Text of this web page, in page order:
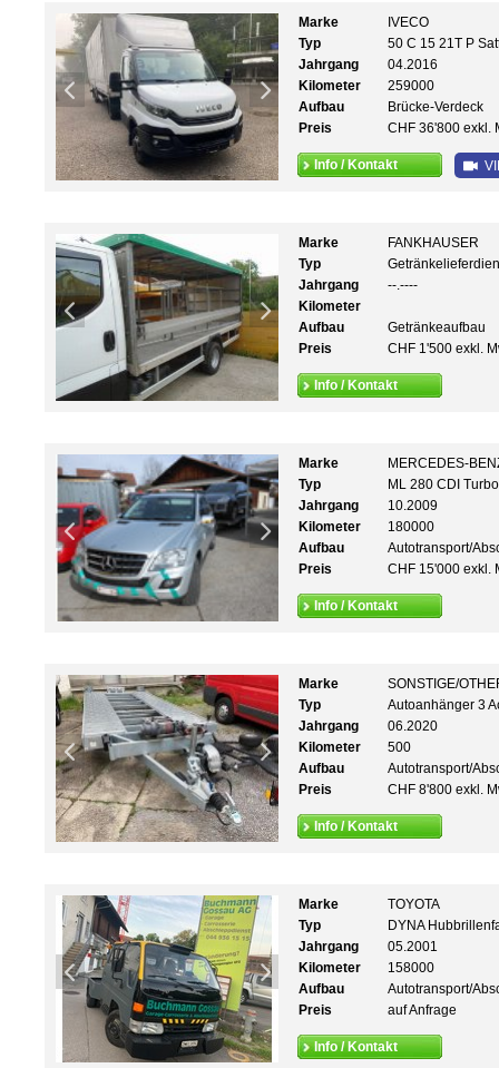
Marke
IVECO
Typ
50 C 15 21T P
Jahrgang
04.2016
Kilometer
259000
Aufbau
Brücke-Verdeck
Preis
CHF 36'800 exkl.
Info / Kontakt
Marke
FANKHAUSER
Typ
Jahrgang
--.----
Kilometer
Aufbau
Getränkeaufbau
Preis
CHF 1'500 exkl.
Info / Kontakt
Marke
MERCEDES-
Typ
ML 280 CDI
Jahrgang
10.2009
Kilometer
180000
Aufbau
Autotransport/
Preis
CHF 15'000 exkl.
Info / Kontakt
Marke
SONSTIGE/
Typ
Autoanhänger 3
Jahrgang
06.2020
Kilometer
500
Aufbau
Autotransport/
Preis
CHF 8'800 exkl.
Info / Kontakt
Marke
TOYOTA
Typ
DYNA
Jahrgang
05.2001
Kilometer
158000
Aufbau
Autotransport/
Preis
auf Anfrage
Info / Kontakt